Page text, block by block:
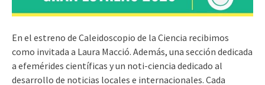
En el estreno de Caleidoscopio de la Ciencia recibimos
como invitada a Laura Macció. Además, una sección dedicada
a efemérides científicas y un noti-ciencia dedicado al
desarrollo de noticias locales e internacionales. Cada